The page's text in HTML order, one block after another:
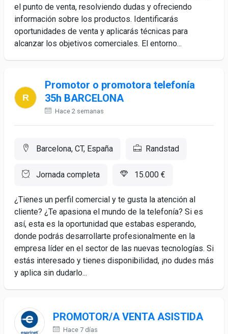
el punto de venta, resolviendo dudas y ofreciendo
información sobre los productos. Identificarás
oportunidades de venta y aplicarás técnicas para
alcanzar los objetivos comerciales. El entorno...
Promotor o promotora telefonía
35h BARCELONA
Hace 2 semanas
Barcelona, CT, España Randstad
Jornada completa 15.000 €
¿Tienes un perfil comercial y te gusta la atención al
cliente? ¿Te apasiona el mundo de la telefonía? Si es
así, esta es la oportunidad que estabas esperando,
donde podrás desarrollarte profesionalmente en la
empresa líder en el sector de las nuevas tecnologías. Si
estás interesado y tienes disponibilidad, ¡no dudes más
y aplica sin dudarlo...
PROMOTOR/A VENTA ASISTIDA
Hace 7 días